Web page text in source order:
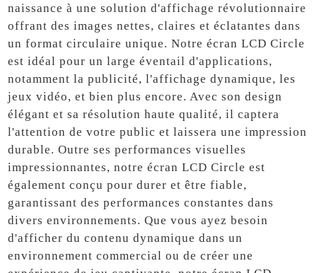
naissance à une solution d'affichage révolutionnaire
offrant des images nettes, claires et éclatantes dans
un format circulaire unique. Notre écran LCD Circle
est idéal pour un large éventail d'applications,
notamment la publicité, l'affichage dynamique, les
jeux vidéo, et bien plus encore. Avec son design
élégant et sa résolution haute qualité, il captera
l'attention de votre public et laissera une impression
durable. Outre ses performances visuelles
impressionnantes, notre écran LCD Circle est
également conçu pour durer et être fiable,
garantissant des performances constantes dans
divers environnements. Que vous ayez besoin
d'afficher du contenu dynamique dans un
environnement commercial ou de créer une